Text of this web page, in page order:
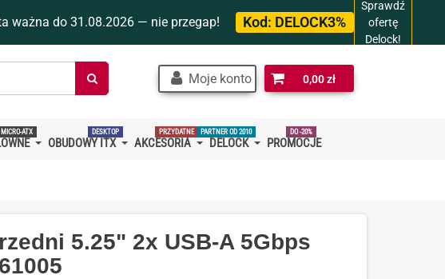
ważna do 31.08.2026 — nie przegap! Kod: DELOCK3%
Sprawdź
ofertę
Delock!
Szukaj
w
Moje konto 0,00 zł
ATX
OBUDOWY ITX
DESKTOP
AKCESORIA
PRZYDATNE
DELOCK
PARTNER OD 2010
PROMOCJE
DO -20%
5.25" 2x USB-A 5Gbps